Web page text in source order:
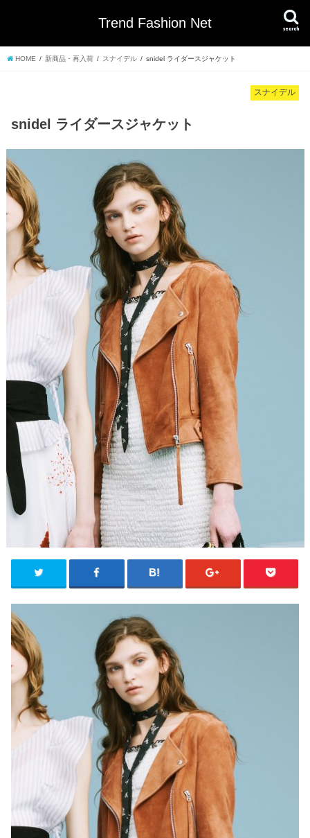
Trend Fashion Net search
HOME 新商品・再入荷 スナイデル snidel ライダースジャケット
スナイデル
snidel ライダースジャケット